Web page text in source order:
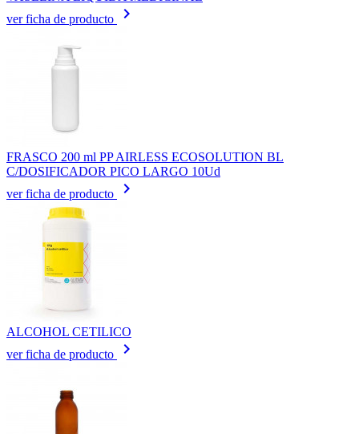
ver ficha de producto
keyboard_arrow_right
FRASCO 200 ml PP AIRLESS ECOSOLUTION BL
C/DOSIFICADOR PICO LARGO 10Ud
ver ficha de producto
keyboard_arrow_right
ALCOHOL CETILICO
ver ficha de producto
keyboard_arrow_right